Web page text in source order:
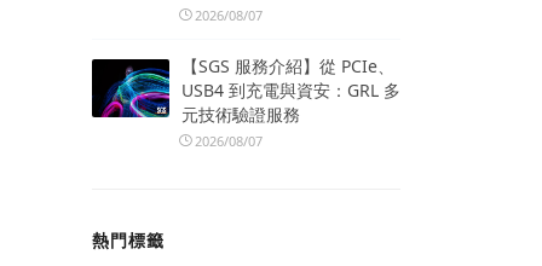
2026/08/07
【SGS 服務介紹】從 PCIe、
USB4 到充電與資安：GRL 多
元技術驗證服務
2026/08/07
熱門標籤